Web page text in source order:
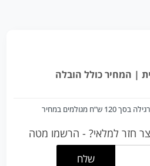
מגולמים במחיר
חזר למלאי? - הרשמו מטה
שלח